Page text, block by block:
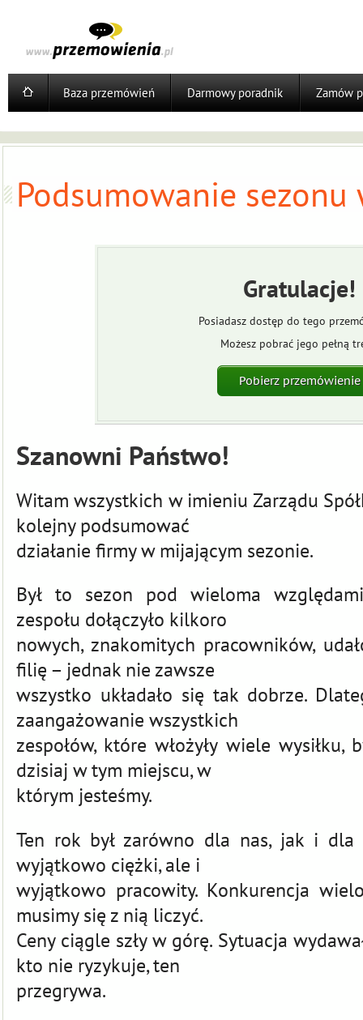
Baza przemówień Darmowy poradnik Zamów
Podsumowanie
Gratulacje!
Posiadasz dostęp do tego
Możesz pobrać jego pełną
Pobierz przemówienie
Szanowni Państwo!
Witam wszystkich w imieniu Zarządu
kolejny podsumować
działanie firmy w mijającym sezonie.
Był to sezon pod wieloma
zespołu dołączyło kilkoro
nowych, znakomitych pracowników,
filię – jednak nie zawsze
wszystko układało się tak dobrze.
zaangażowanie wszystkich
zespołów, które włożyły wiele wysiłku,
dzisiaj w tym miejscu, w
którym jesteśmy.
Ten rok był zarówno dla nas, jak i dla
wyjątkowo ciężki, ale i
wyjątkowo pracowity. Konkurencja
musimy się z nią liczyć.
Ceny ciągle szły w górę. Sytuacja
kto nie ryzykuje, ten
przegrywa.